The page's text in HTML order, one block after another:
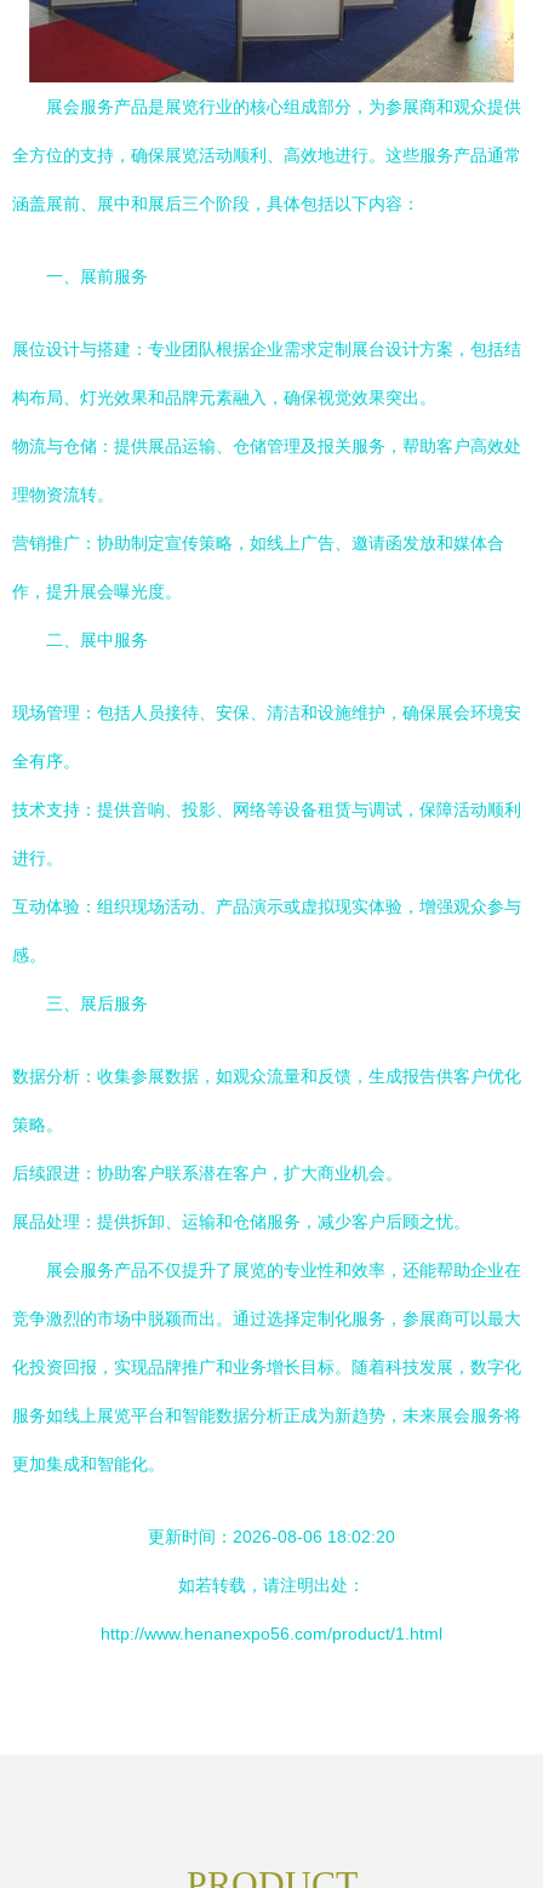
展会服务产品是展览行业的核心组成部分，为参展商和观众提供
全方位的支持，确保展览活动顺利、高效地进行。这些服务产品通常
涵盖展前、展中和展后三个阶段，具体包括以下内容：
一、展前服务
展位设计与搭建：专业团队根据企业需求定制展台设计方案，包括结
构布局、灯光效果和品牌元素融入，确保视觉效果突出。
物流与仓储：提供展品运输、仓储管理及报关服务，帮助客户高效处
理物资流转。
营销推广：协助制定宣传策略，如线上广告、邀请函发放和媒体合
作，提升展会曝光度。
二、展中服务
现场管理：包括人员接待、安保、清洁和设施维护，确保展会环境安
全有序。
技术支持：提供音响、投影、网络等设备租赁与调试，保障活动顺利
进行。
互动体验：组织现场活动、产品演示或虚拟现实体验，增强观众参与
感。
三、展后服务
数据分析：收集参展数据，如观众流量和反馈，生成报告供客户优化
策略。
后续跟进：协助客户联系潜在客户，扩大商业机会。
展品处理：提供拆卸、运输和仓储服务，减少客户后顾之忧。
展会服务产品不仅提升了展览的专业性和效率，还能帮助企业在
竞争激烈的市场中脱颖而出。通过选择定制化服务，参展商可以最大
化投资回报，实现品牌推广和业务增长目标。随着科技发展，数字化
服务如线上展览平台和智能数据分析正成为新趋势，未来展会服务将
更加集成和智能化。
更新时间：2026-08-06 18:02:20
如若转载，请注明出处：
http://www.henanexpo56.com/product/1.html